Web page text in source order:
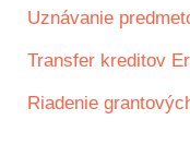
Uznávanie
Transfer kreditov
Riadenie